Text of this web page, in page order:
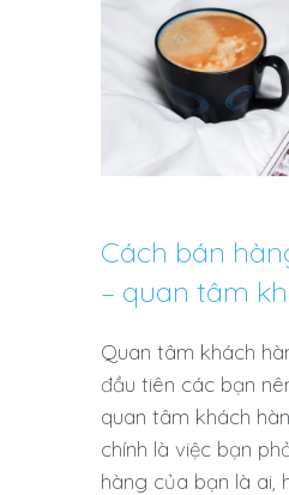
Cách bán
– quan tâm
Quan tâm khách
đầu tiên các bạn
quan tâm khách
chính là việc bạn
hàng của bạn là ai,